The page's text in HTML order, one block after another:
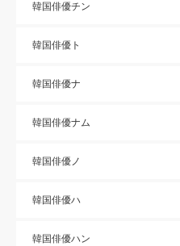
韓国俳優チン
韓国俳優ト
韓国俳優ナ
韓国俳優ナム
韓国俳優ノ
韓国俳優ハ
韓国俳優ハン